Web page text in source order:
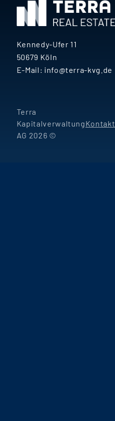
Kennedy-Ufer 11
50679 Köln
E-Mail: info@terra-kvg.de
Terra
Kapitalverwaltung
AG 2026 ©
Kontakt